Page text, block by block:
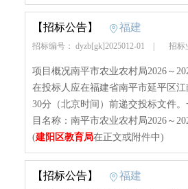
【招标公告】 福建
招标编号： dyzb[gk]2025012-01 招标
项目概况南平市农业农村局2026～
在投标人应在福建省南平市延平区
30分（北京时间）前递交投标文件
目名称：南平市农业农村局2026～
(建阳区教育局在正文或附件中)
【招标公告】 福建